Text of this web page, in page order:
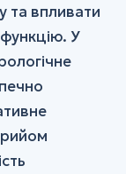
та впливати
У